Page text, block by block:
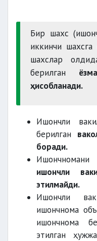
Бир шахс
иккинчи
шахслар
берилган
ҳисобланади.
Ишончли
берилган
боради.
ишончли
этилмайди.
Ишончли
ишончнома
ишончнома
этилган